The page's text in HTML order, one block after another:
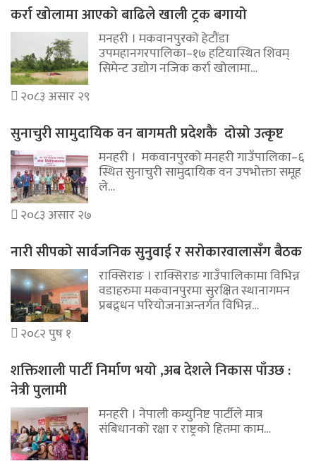
कर्रा खोलामा आएको बाढिले खाली ट्रक बगायो
मनहरी । मकवानपुरको हेटौंडा
उपमहानगरपालिका–१७ हटियास्थित शिवम्
सिमेन्ट उद्योग नजिक कर्रा खोलामा…
२०८३ असार २९
सुनाचुरी सामुदायिक वन बागमती प्रदेशकै दोस्रो उत्कृष्ट
मनहरी । मकवानपुरको मनहरी गाउँपालिका–६
स्थित सुनाचुरी सामुदायिक वन उपभोक्ता समूह
ले…
२०८३ असार २७
नारी सीपको सार्वजनिक सुनुवाई र सरोकारवालासँग बैठक
राक्सिराङ । राक्सिराङ गाउँपालिकामा विभिन्न
वडाहरुमा मकवानपुरमा सुरक्षित स्थानागमन
प्रबद्र्धन परियोजनाअन्तर्गत विभिन्न…
२०८२ पुष १
शक्तिशाली पार्टी निर्माण भयो ,अब देशले निकास पाँउछ :
नेत्री पुलामी
मनहरी । नेपाली कम्युनिष्ट पार्टीले मात्र
संबिधानको रक्षा र राष्ट्रको हितमा काम…